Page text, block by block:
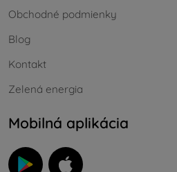
Obchodné podmienky
Blog
Kontakt
Zelená energia
Mobilná aplikácia